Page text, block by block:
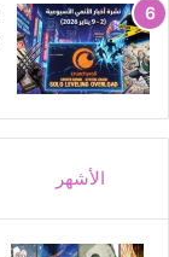
الأشهر